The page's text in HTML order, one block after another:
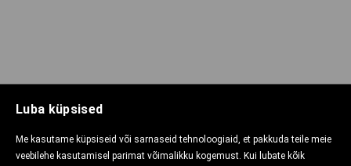
Luba küpsised
Me kasutame küpsiseid või sarnaseid tehnoloogiaid, et pakkuda teile meie
veebilehe kasutamisel parimat võimalikku kogemust. Kui lubate kõik